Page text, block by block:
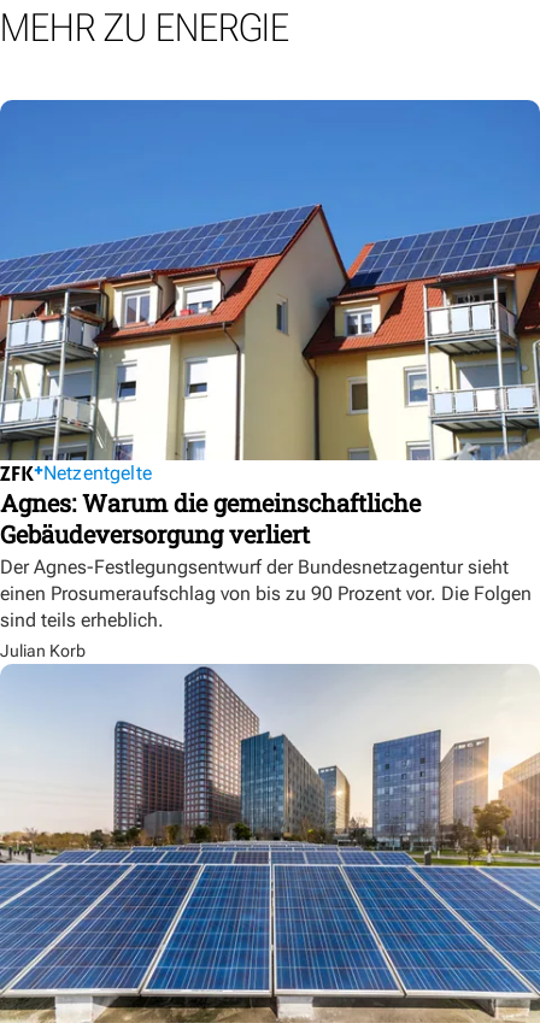
MEHR ZU ENERGIE
Netzentgelte
Agnes: Warum die gemeinschaftliche
Gebäudeversorgung verliert
Der Agnes-Festlegungsentwurf der Bundesnetzagentur sieht
einen Prosumeraufschlag von bis zu 90 Prozent vor. Die Folgen
sind teils erheblich.
Julian Korb